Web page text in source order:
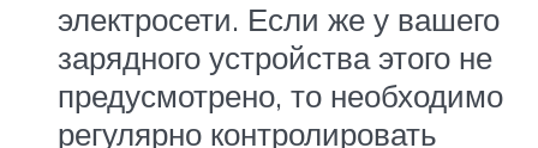
электросети. Если же у вашего
зарядного устройства этого не
предусмотрено, то необходимо
регулярно контролировать